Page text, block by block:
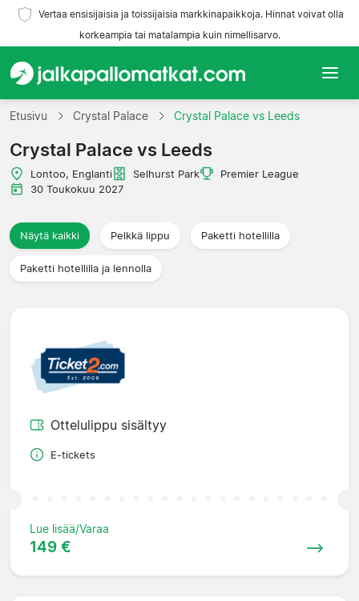
Vertaa ensisijaisia ja toissijaisia markkinapaikkoja. Hinnat voivat olla
korkeampia tai matalampia kuin nimellisarvo.
Etusivu
Joukkueet
Liigat
Matkatoimistoja
Etusivu Crystal Palace Crystal Palace vs Leeds
Crystal Palace vs Leeds
Lontoo, Englanti Selhurst Park
Premier League
30 Toukokuu 2027
Näytä kaikki Pelkkä lippu Paketti hotellilla
Paketti hotellilla ja lennolla
Ottelulippu sisältyy
E-tickets
Lue lisää/Varaa
149 €